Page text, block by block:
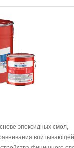
эпоксидных смол,
впитывающей